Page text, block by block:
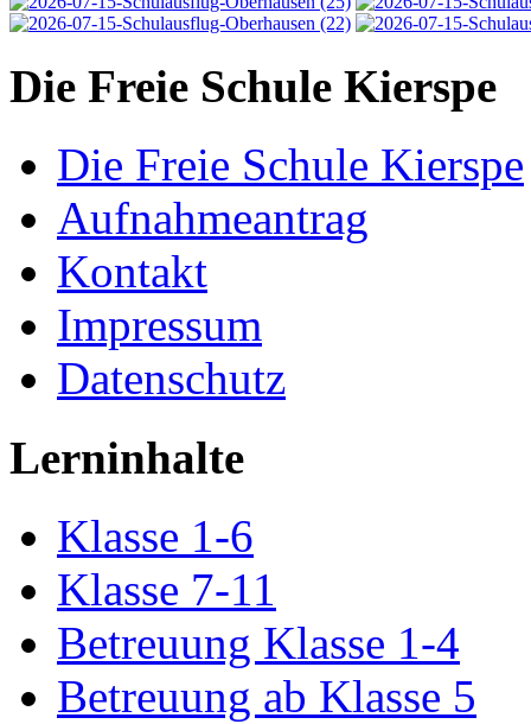
Die Freie Schule Kierspe
Die Freie Schule Kierspe
Aufnahmeantrag
Kontakt
Impressum
Datenschutz
Lerninhalte
Klasse 1-6
Klasse 7-11
Betreuung Klasse 1-4
Betreuung ab Klasse 5